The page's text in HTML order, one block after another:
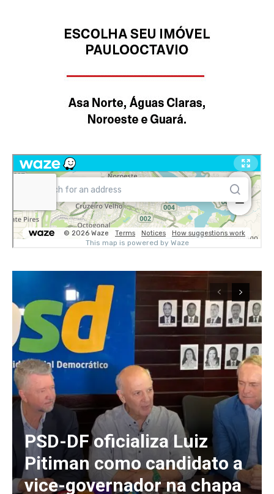
PSD-DF oficializa Luiz
Pitiman como candidato a
vice-governador na chapa